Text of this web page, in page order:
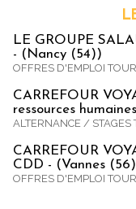
LE GROUPE
- (Nancy (54))
OFFRES D'EMPLOI
CARREFOUR
ressources
ALTERNANCE / STAGES
CARREFOUR
CDD - (Vannes
OFFRES D'EMPLOI